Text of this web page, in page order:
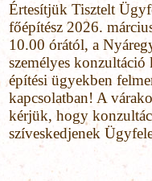
Értesítjük Tisztelt
főépítész 2026.
10.00 órától, a
személyes konzultáció
építési ügyekben
kapcsolatban! A
kérjük, hogy
szíveskedjenek